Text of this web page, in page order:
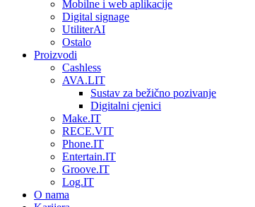
Mobilne i web aplikacije
Digital signage
UtiliterAI
Ostalo
Proizvodi
Cashless
AVA.LIT
Sustav za bežično pozivanje
Digitalni cjenici
Make.IT
RECE.VIT
Phone.IT
Entertain.IT
Groove.IT
Log.IT
O nama